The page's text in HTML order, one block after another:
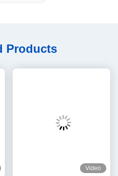
Products
Video